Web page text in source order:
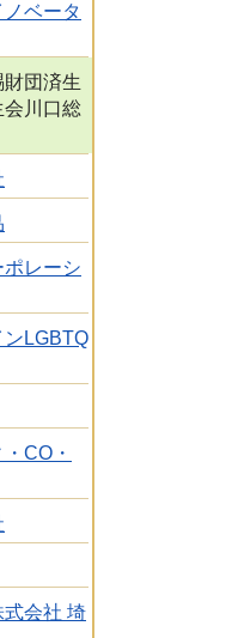
ベータ
団済生
会川口総
レーシ
ンLGBTQ
CO・
式会社 埼